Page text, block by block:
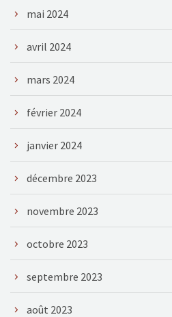
mai 2024
avril 2024
mars 2024
février 2024
janvier 2024
décembre 2023
novembre 2023
octobre 2023
septembre 2023
août 2023